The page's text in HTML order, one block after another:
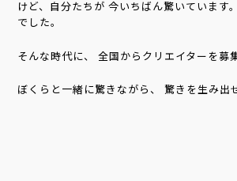
けど、自分たちが 今いちばん驚いています。
でした。
そんな時代に、 全国からクリエイターを募
ぼくらと一緒に驚きながら、 驚きを生み出